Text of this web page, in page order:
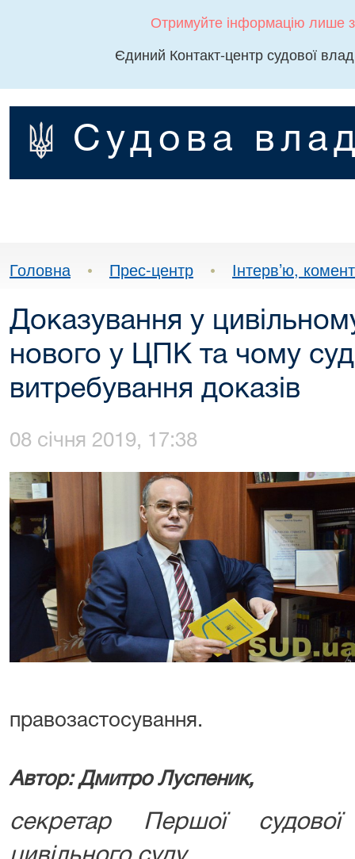
Отримуйте інформацію лише
Єдиний Контакт-центр судової
Судова
Головна • Прес-центр • Інтерв’ю,
Доказування у
нового у ЦПК та чому
витребування доказів
08 січня 2019, 17:38
правозастосування.
Автор: Дмитро Луспеник,
секретар Першої